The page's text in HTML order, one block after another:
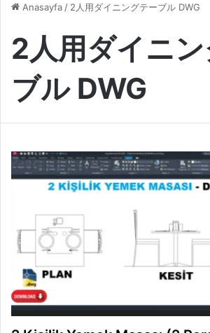
Anasayfa / 2人用ダイニングテーブル DWG
2人用ダイニ
ブル DWG